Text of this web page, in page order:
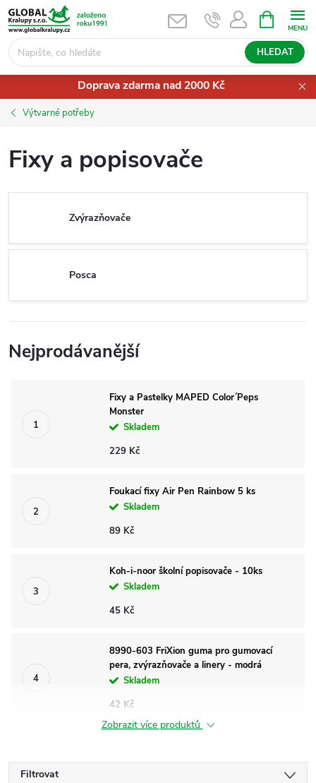
Přejít
na
obsah
HLEDAT
NÁKUPNÍ
KOŠÍK
Doprava zdarma nad 2000 Kč
Výtvarné potřeby
Fixy a popisovače
Zvýrazňovače
Posca
Nejprodávanější
Fixy a Pastelky MAPED Color´Peps
Monster
Skladem
229 Kč
Foukací fixy Air Pen Rainbow 5 ks
Skladem
89 Kč
Koh-i-noor školní popisovače - 10ks
Skladem
45 Kč
8990-603 FriXion guma pro gumovací
pera, zvýrazňovače a linery - modrá
Skladem
42 Kč
Zobrazit více produktů
Filtrovat